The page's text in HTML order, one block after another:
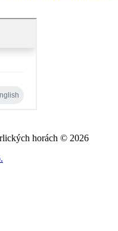
horách © 2026